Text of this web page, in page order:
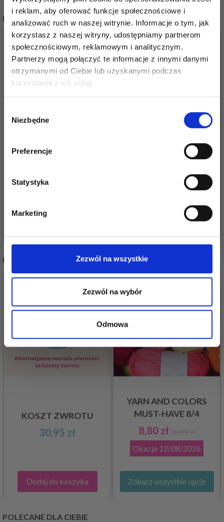
i reklam, aby oferować funkcje społecznościowe i
analizować ruch w naszej witrynie. Informacje o tym, jak
korzystasz z naszej witryny, udostępniamy partnerom
społecznościowym, reklamowym i analitycznym.
Partnerzy mogą połączyć te informacje z innymi danymi
otrzymanymi od Ciebie lub uzyskanymi podczas
korzystania z ich usług.
zgody
Niezbędne
Preferencje
Statystyka
Marketing
Zezwól na wszystkie
Zezwól na wybór
Odmowa
POPULARNE ALTERNATYWY
LINDEHOBBY MATA
KOREK, 20X20 CM
LINDEHOBBY DESKA
DREWNO, 20X30 CM
Dodaj do koszyka
INNI TEŻ WIDZIELI
KOSZT ZWROTU
30,95 zł
Dodaj do koszyka
20%Promocja
YARN AND COLORS
MUST-HAVE 8/4
8,80 zł10,99 zł
Okazja 12/08/2026
Zobacz wszystkie opcje
POLECANE DLA CIEBIE
Oszczędź nawet do 50%
miłośników włóczek i uzyskaj wyłączny
dostęp do inspirujących wzorów na druty i